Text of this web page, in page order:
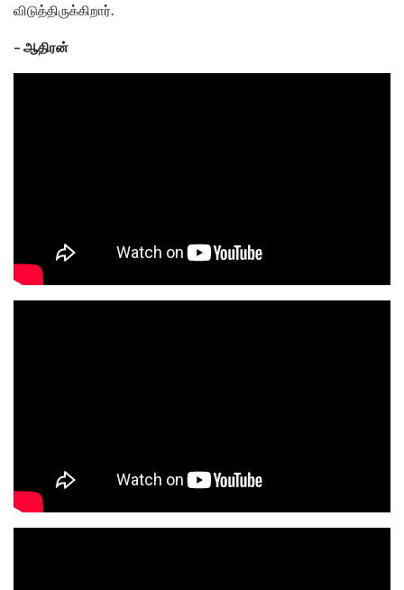
விடுத்திருக்கிறார்.
– ஆதிரன்